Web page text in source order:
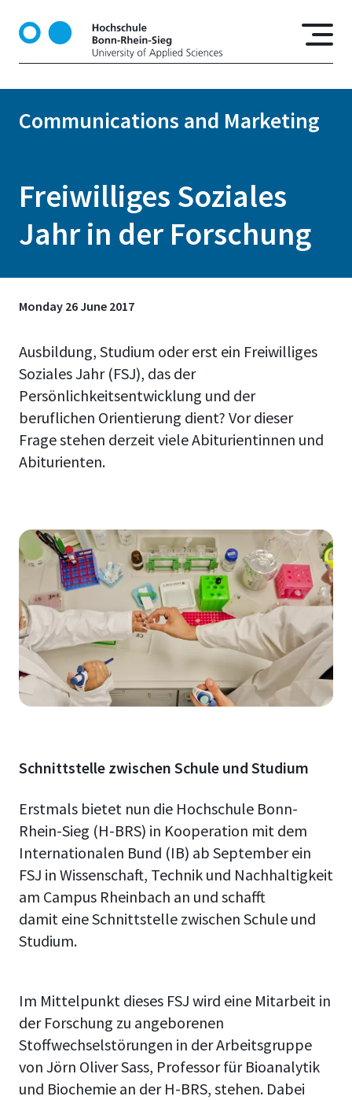
t
e
Communications and Marketing
Freiwilliges Soziales
Jahr in der Forschung
Monday 26 June 2017
Ausbildung, Studium oder erst ein Freiwilliges
Soziales Jahr (FSJ), das der
Persönlichkeitsentwicklung und der
beruflichen Orientierung dient? Vor dieser
Frage stehen derzeit viele Abiturientinnen und
Abiturienten.
Schnittstelle zwischen Schule und Studium
Erstmals bietet nun die Hochschule Bonn-
Rhein-Sieg (H-BRS) in Kooperation mit dem
Internationalen Bund (IB) ab September ein
FSJ in Wissenschaft, Technik und Nachhaltigkeit
am Campus Rheinbach an und schafft
damit eine Schnittstelle zwischen Schule und
Studium.
Im Mittelpunkt dieses FSJ wird eine Mitarbeit in
der Forschung zu angeborenen
Stoffwechselstörungen in der Arbeitsgruppe
von Jörn Oliver Sass, Professor für Bioanalytik
und Biochemie an der H-BRS, stehen. Dabei